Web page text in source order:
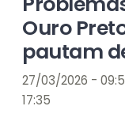
Ouro
pautam
27/03/2026 -
17:35